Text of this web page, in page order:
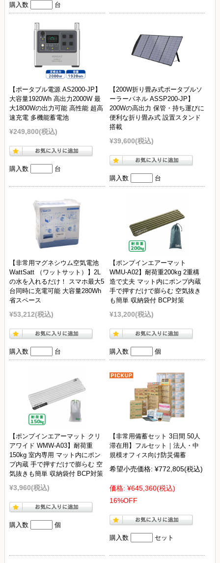
購入数 台
【ポータブル電源 AS2000-JP】
大容量1920Wh 高出力2000W 最
大1800Wの出力可能 高性能 超高
速充電 多機能蓄電池
¥249,800(税込)
購入数 台
【200W折り畳み式ポータブルソ
ーラーパネル ASSP200-JP】
200Wの高出力 保管・持ち運びに
便利な折り畳み式 設置スタンド
搭載
¥39,600(税込)
購入数 台
【非常用マグネシウム空気電池
WattSatt （ワットサット）】2L
の水を入れるだけ！ スマホ最大5
台同時に充電可能 大容量280Wh
省スペース
¥53,212(税込)
購入数 台
【ポンプインエアーマット
WMU-A02】耐荷重200kg 2重構
造で丈夫 マット内にポンプ内蔵
手で押すだけで膨らむ 空気抜き
も簡単 収納袋付 BCP対策
¥13,200(税込)
購入数 個
【ポンプインエアーマット クリ
アワイド WMW-A03】耐荷重
150kg 室内専用 マット内にポン
プ内蔵 手で押すだけで膨らむ 空
気抜きも簡単 収納袋付 BCP対策
¥3,960(税込)
購入数 個
【非常用備蓄セット 3日間 50人
滞在用】フルセット｜法人・中
規模オフィス向け防災備蓄
希望小売価格: ¥772,805(税込)
価格: ¥645,360(税込)
16%OFF
購入数 セット